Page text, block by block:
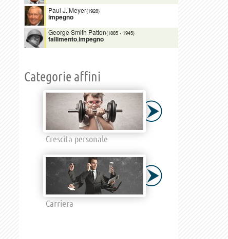
Paul J. Meyer(1928)
impegno
George Smith Patton(1885 - 1945)
fallimento,impegno
Categorie affini
Crescita personale
Carriera